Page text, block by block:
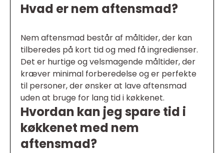
Hvad er nem aftensmad?
Nem aftensmad består af måltider, der kan
tilberedes på kort tid og med få ingredienser.
Det er hurtige og velsmagende måltider, der
kræver minimal forberedelse og er perfekte
til personer, der ønsker at lave aftensmad
uden at bruge for lang tid i køkkenet.
Hvordan kan jeg spare tid i
køkkenet med nem
aftensmad?